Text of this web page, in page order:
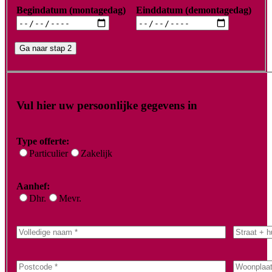
Begindatum (montagedag) Einddatum (demontagedag)
Ga naar stap 2
Vul hier uw persoonlijke gegevens in
Type offerte:
Particulier
Zakelijk
Aanhef:
Dhr.
Mevr.